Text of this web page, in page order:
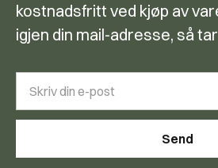
kostnadsfritt ved kjøp av
igjen din mail-adresse, så